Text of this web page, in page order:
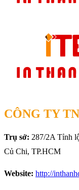
CÔNG TY
Trụ sở: 287/2A Tỉnh
Củ Chi, TP.HCM
Website: http://